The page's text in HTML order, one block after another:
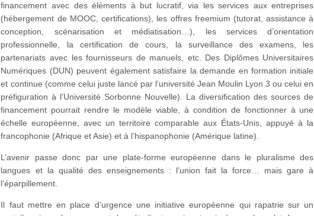
financement avec des éléments à but lucratif, via les services aux entreprises
(hébergement de MOOC, certifications), les offres freemium (tutorat, assistance à
conception, scénarisation et médiatisation…), les services d’orientation
professionnelle, la certification de cours, la surveillance des examens, les
partenariats avec les fournisseurs de manuels, etc. Des Diplômes Universitaires
Numériques (DUN) peuvent également satisfaire la demande en formation initiale
et continue (comme celui juste lancé par l’université Jean Moulin Lyon 3 ou celui en
préfiguration à l’Université Sorbonne Nouvelle). La diversification des sources de
financement pourrait rendre le modèle viable, à condition de fonctionner à une
échelle européenne, avec un territoire comparable aux États-Unis, appuyé à la
francophonie (Afrique et Asie) et à l’hispanophonie (Amérique latine).
L’avenir passe donc par une plate-forme européenne dans le pluralisme des
langues et la qualité des enseignements : l’union fait la force… mais gare à
l’éparpillement.
Il faut mettre en place d’urgence une initiative européenne qui rapatrie sur un